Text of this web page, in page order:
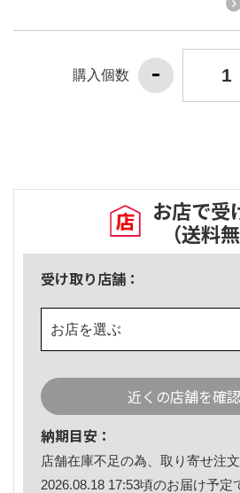
購入個数
お店で受
（送料
受け取り店舗：
お店を選ぶ
近くの店舗を確
納期目安：
店舗在庫不足の為、取り寄せ注文
2026.08.18 17:53頃のお届け予定